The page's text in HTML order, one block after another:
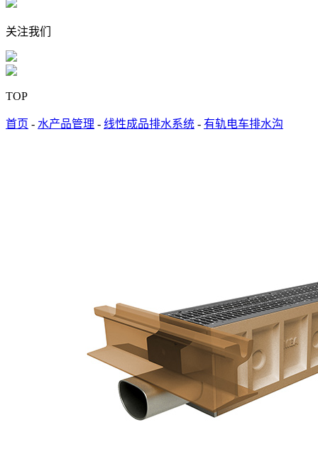
关注我们
TOP
首页 - 水产品管理 - 线性成品排水系统 - 有轨电车排水沟